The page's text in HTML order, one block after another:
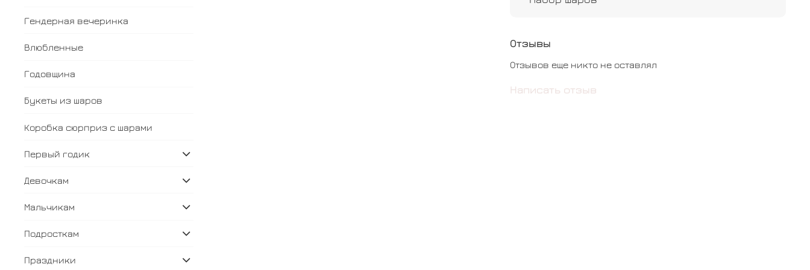
#мальчикилидевочка #определениеполаребенка
Отзывы
Отзывов еще никто не оставлял
Написать отзыв
Гендерная вечеринка
Влюбленные
Годовщина
Букеты из шаров
Коробка сюрприз с шарами
Первый годик
Девочкам
Мальчикам
Подросткам
Праздники